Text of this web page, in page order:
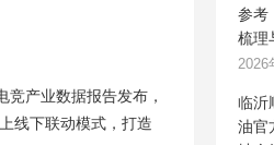
产业数据报告发布，
线下联动模式，打造
参考
梳理
2026
临沂
油官